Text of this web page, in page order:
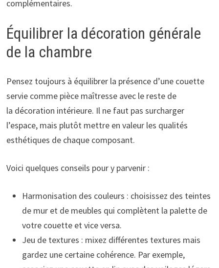
complémentaires.
Équilibrer la décoration générale
de la chambre
Pensez toujours à équilibrer la présence d’une couette
servie comme pièce maîtresse avec le reste de
la décoration intérieure. Il ne faut pas surcharger
l’espace, mais plutôt mettre en valeur les qualités
esthétiques de chaque composant.
Voici quelques conseils pour y parvenir :
Harmonisation des couleurs : choisissez des teintes
de mur et de meubles qui complètent la palette de
votre couette et vice versa.
Jeu de textures : mixez différentes textures mais
gardez une certaine cohérence. Par exemple,